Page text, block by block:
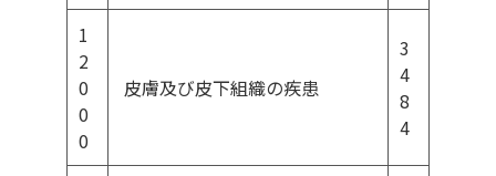
1
2
0
0
0
皮膚及び皮下組織の疾患
3
4
8
4